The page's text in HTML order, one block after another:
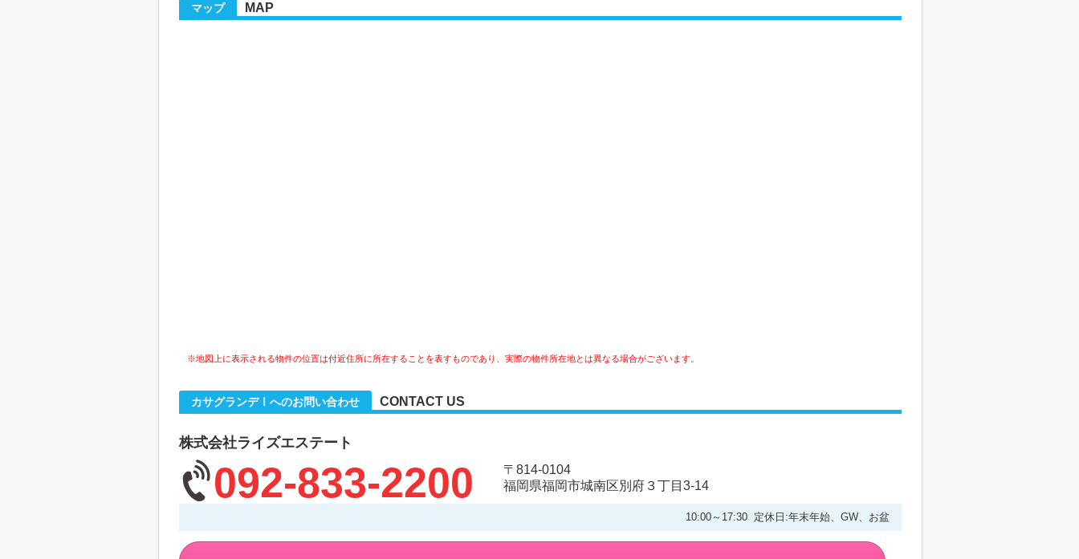
マップ MAP
※地図上に表示される物件の位置は付近住所に所在することを表すものであり、実際の物件所在地とは異なる場合がございます。
カサグランデⅠへのお問い合わせ CONTACT US
株式会社ライズエステート
092-833-2200
〒814-0104
福岡県福岡市城南区別府３丁目3-14
10:00～17:30 定休日:年末年始、GW、お盆